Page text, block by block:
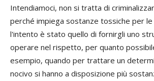
Intendiamoci, non si tratta di
perché impiega sostanze tossiche per
l'intento è stato quello di fornirgli uno
operare nel rispetto, per quanto
esempio, quando per trattare un
nocivo si hanno a disposizione più